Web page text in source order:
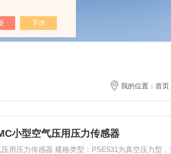
我的位置： 首页
小型空气压用压力传感器
空压力型，范围是0至-101kPa；PSE532为正压